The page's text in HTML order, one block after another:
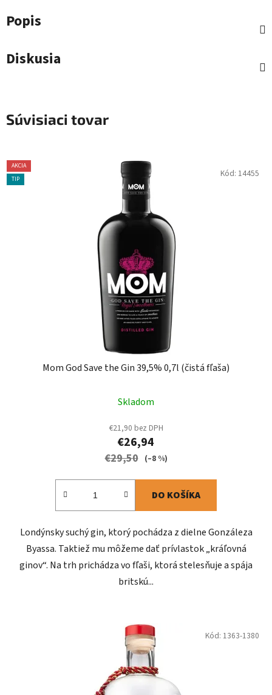
Popis
Diskusia
Súvisiaci tovar
AKCIA
TIP
Mom God Save the Gin 39,5% 0,7l (čistá fľaša)
Skladom
€21,90 bez DPH
€26,94
€29,50 (–8 %)
DO KOŠÍKA
Londýnsky suchý gin, ktorý pochádza z dielne Gonzáleza
Byassa. Taktiež mu môžeme dať prívlastok „kráľovná
ginov“. Na trh prichádza vo fľaši, ktorá stelesňuje a spája
britskú...
Kód: 14455
Kód: 1363-1380